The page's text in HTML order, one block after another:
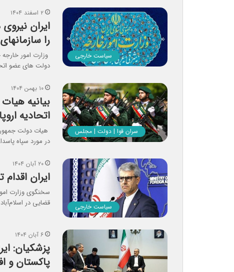
سیاست خارجی
۲ اسفند ۱۴۰۴
ایران
را
وزارت امور
دولت های عضو
سران قوا | دولت | مجلس
۱۰ بهمن ۱۴۰۴
بیانیه
اتحادیه
هیات دولت
در مورد سپاه
سیاست خارجی
۲۰ آبان ۱۴۰۴
ایران
سخنگوی وزارت
قضایی در
۶ آبان ۱۴۰۴
پزشکیان:
پاکستان و